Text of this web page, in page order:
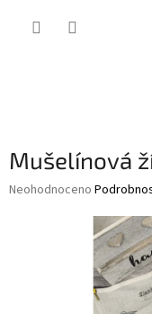
Mušelínová
Průměrné
Neohodnoceno